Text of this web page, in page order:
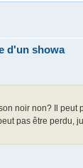
d'un showa
noir non? Il peut
pas être perdu,